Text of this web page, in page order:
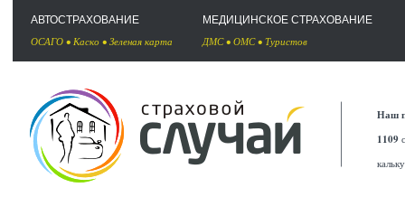
АВТОСТРАХОВАНИЕ
ОСАГО • Каско • Зеленая карта
МЕДИЦИНСКОЕ СТРАХОВАНИЕ
ДМС• ОМС• Туристов
Наш
1109